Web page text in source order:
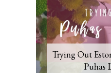
Trying Out
Puhas